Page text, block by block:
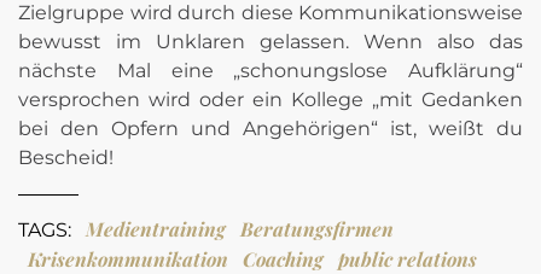
Zielgruppe wird durch diese Kommunikationsweise
bewusst im Unklaren gelassen. Wenn also das
nächste Mal eine „schonungslose Aufklärung“
versprochen wird oder ein Kollege „mit Gedanken
bei den Opfern und Angehörigen“ ist, weißt du
Bescheid!
TAGS: Medientraining Beratungsfirmen
Krisenkommunikation
Coaching public relations